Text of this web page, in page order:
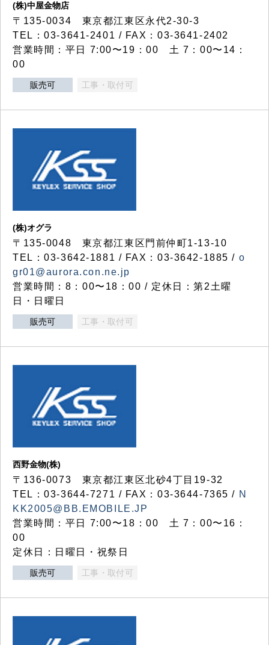
(株)中屋金物店
〒135-0034 東京都江東区永代2-30-3
TEL：03-3641-2401 / FAX：03-3641-2402
営業時間：平日 7:00〜19：00 土 7：00〜14：
00
販売可 工事・取付可
(株)オグラ
〒135-0048 東京都江東区門前仲町1-13-10
TEL：03-3642-1881 / FAX：03-3642-1885 / o
gr01@aurora.con.ne.jp
営業時間：8：00〜18：00 / 定休日：第2土曜
日・日曜日
販売可 工事・取付可
西野金物(株)
〒136-0073 東京都江東区北砂4丁目19-32
TEL：03‐3644‐7271 / FAX：03-3644-7365 / N
KK2005@BB.EMOBILE.JP
営業時間：平日 7:00〜18：00 土 7：00〜16：
00
定休日：日曜日・祝祭日
販売可 工事・取付可